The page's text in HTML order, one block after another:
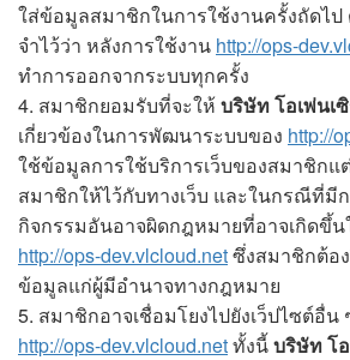
ใส่ข้อมูลสมาชิกในการใช้งานครั้งถัดไ
จำไว้ว่า หลังการใช้งาน http://ops-
ทำการออกจากระบบทุกครั้ง
4. สมาชิกยอมรับที่จะให้บริษัท โอเพ่นเ
เกี่ยวข้องในการพัฒนาระบบของ http://
ใช้ข้อมูลการใช้บริการเว็บของสมาชิก
สมาชิกให้ไว้กับทางเว็บ และในกรณีที่มี
กิจกรรมอันอาจผิดกฎหมายที่อาจเกิดขึ้น
http://ops-dev.vlcloud.netซึ่งสมาชิกต้อ
ข้อมูลแก่ผู้มีอำนาจทางกฎหมาย
5. สมาชิกอาจเชื่อมโยงไปยังเว็ปไซต์อื่น
http://ops-dev.vlcloud.netทั้งนี้บริษัท โ